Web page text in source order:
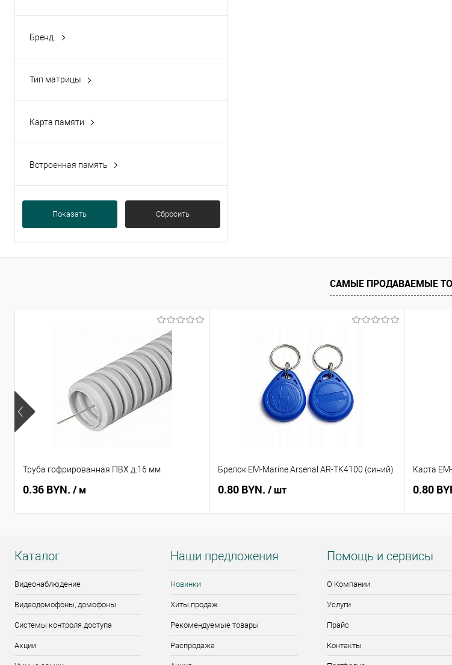
Бренд.
Тип матрицы
Карта памяти
Встроенная память
Показать Сбросить
САМЫЕ ПРОДАВАЕМЫЕ
Труба гофрированная ПВХ д.16 мм
0.36 BYN. / м
Брелок EM-Marine Arsenal AR-TK4100 (синий)
0.80 BYN. / шт
Карта
0.80
Каталог
Видеонаблюдение
Видеодомофоны, домофоны
Системы контроля доступа
Акции
Наши предложения
Новинки
Хиты продаж
Рекомендуемые товары
Распродажа
Помощь и сервисы
О Компании
Услуги
Прайс
Контакты